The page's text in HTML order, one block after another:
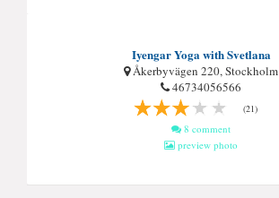
Iyengar Yoga with Svetlana
Åkerbyvägen 220, Stockholm
46734056566
(21)
8 comment
preview photo